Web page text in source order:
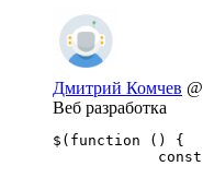
Дмитрий Комчев
Веб разработка
$(function () {